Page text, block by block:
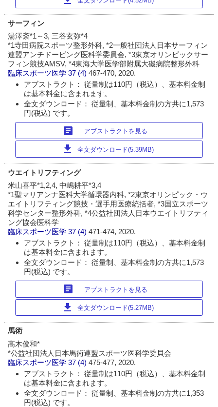
サーフィン
湯澤斎*1～3, 三谷玄弥*4
*1寺田病院スポーツ整形外科, *2一般社団法人日本サーフィン
連盟アンチドーピング医科学委員会, *3東京オリンピックサー
フィン競技AMSV, *4東海大学医学部附属大磯病院整形外科
臨床スポーツ医学 37 (4)467-470, 2020.
アブストラクト： 従量制は110円（税込）、基本料金制
は基本料金に含まれます。
全文ダウンロード： 従量制、基本料金制の方共に1,573
円(税込) です。
article アブストラクトを見る
download 全文ダウンロード(5.39MB)
ウエイトリフティング
米山喜平*1,2,4, 中嶋耕平*3,4
*1聖マリアンナ医科大学循環器内科, *2東京オリンピック・ウ
エイトリフティング競技・選手用医療統括者, *3国立スポーツ
科学センター整形外科, *4公益社団法人日本ウエイトリフティ
ング協会医科学
臨床スポーツ医学 37 (4)471-474, 2020.
アブストラクト： 従量制は110円（税込）、基本料金制
は基本料金に含まれます。
全文ダウンロード： 従量制、基本料金制の方共に1,573
円(税込) です。
article アブストラクトを見る
download 全文ダウンロード(5.27MB)
馬術
高木俊和*
*公益社団法人日本馬術連盟スポーツ医科学委貝会
臨床スポーツ医学 37 (4)475-477, 2020.
アブストラクト： 従量制は110円（税込）、基本料金制
は基本料金に含まれます。
全文ダウンロード： 従量制、基本料金制の方共に1,353
円(税込) です。